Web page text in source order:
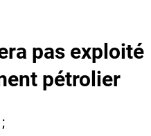
pas exploité
pétrolier